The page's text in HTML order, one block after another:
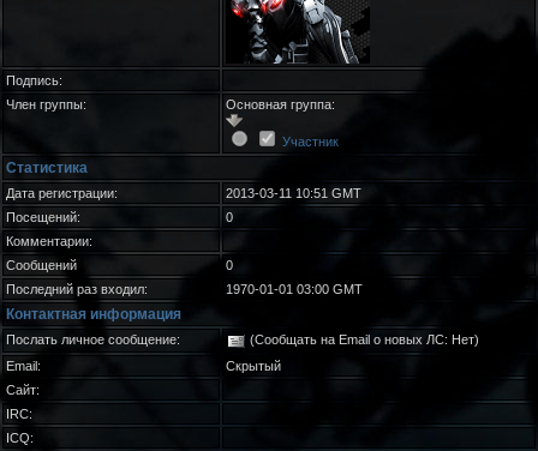
Подпись:
Член группы:
Основная группа:
Участник
Статистика
Дата регистрации:
2013-03-11 10:51 GMT
Посещений:
0
Комментарии:
Сообщений
0
Последний раз входил:
1970-01-01 03:00 GMT
Контактная информация
Послать личное сообщение:
(Сообщать на Email о новых ЛС: Нет)
Email:
Скрытый
Сайт:
IRC:
ICQ: